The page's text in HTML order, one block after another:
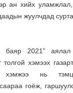
ан хийх
жуулчдад
баяр 2021”
хэмээх
нь
гоёж,